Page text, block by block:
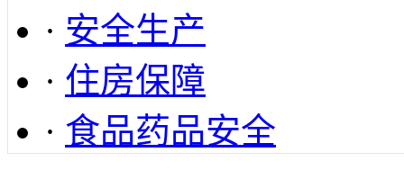
· 安全生产
· 住房保障
· 食品药品安全